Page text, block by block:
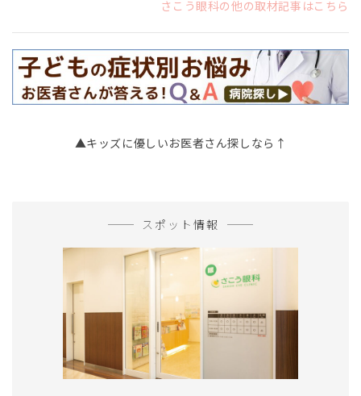
さこう眼科の他の取材記事はこちら
▲キッズに優しいお医者さん探しなら↑
スポット情報